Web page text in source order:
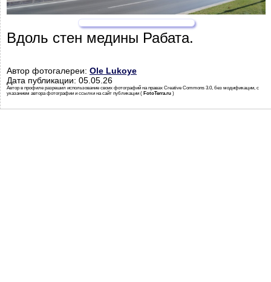
Вдоль стен медины Рабата.
Автор фотогалереи: Ole Lukoye
Дата публикации: 05.05.26
Автор в профиле разрешил использование своих фотографий на правах Creative Commons 3.0, без модификации, с
указанием автора фотографии и ссылки на сайт публикации ( FotoTerra.ru )